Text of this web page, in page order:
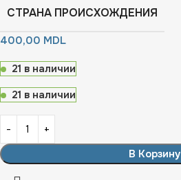
СТРАНА ПРОИСХОЖДЕНИЯ
400,00 MDL
21 в наличии
21 в наличии
В Корзину